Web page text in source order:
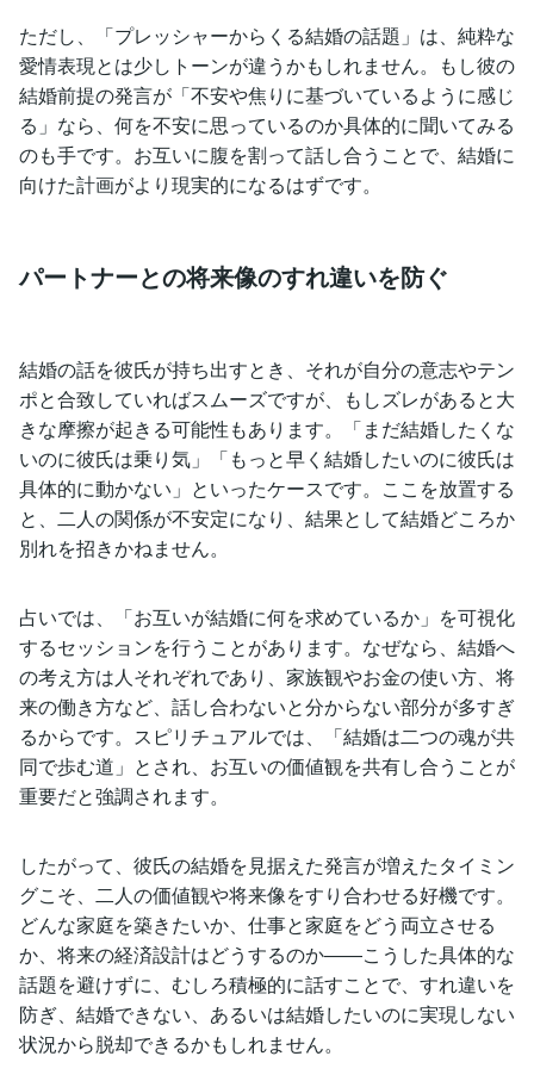
ただし、「プレッシャーからくる結婚の話題」は、純粋な
愛情表現とは少しトーンが違うかもしれません。もし彼の
結婚前提の発言が「不安や焦りに基づいているように感じ
る」なら、何を不安に思っているのか具体的に聞いてみる
のも手です。お互いに腹を割って話し合うことで、結婚に
向けた計画がより現実的になるはずです。
パートナーとの将来像のすれ違いを防ぐ
結婚の話を彼氏が持ち出すとき、それが自分の意志やテン
ポと合致していればスムーズですが、もしズレがあると大
きな摩擦が起きる可能性もあります。「まだ結婚したくな
いのに彼氏は乗り気」「もっと早く結婚したいのに彼氏は
具体的に動かない」といったケースです。ここを放置する
と、二人の関係が不安定になり、結果として結婚どころか
別れを招きかねません。
占いでは、「お互いが結婚に何を求めているか」を可視化
するセッションを行うことがあります。なぜなら、結婚へ
の考え方は人それぞれであり、家族観やお金の使い方、将
来の働き方など、話し合わないと分からない部分が多すぎ
るからです。スピリチュアルでは、「結婚は二つの魂が共
同で歩む道」とされ、お互いの価値観を共有し合うことが
重要だと強調されます。
したがって、彼氏の結婚を見据えた発言が増えたタイミン
グこそ、二人の価値観や将来像をすり合わせる好機です。
どんな家庭を築きたいか、仕事と家庭をどう両立させる
か、将来の経済設計はどうするのか――こうした具体的な
話題を避けずに、むしろ積極的に話すことで、すれ違いを
防ぎ、結婚できない、あるいは結婚したいのに実現しない
状況から脱却できるかもしれません。